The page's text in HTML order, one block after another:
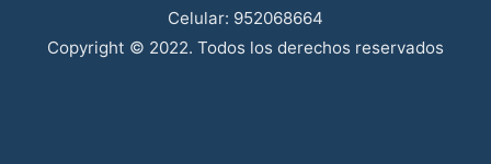
Celular: 952068664
Copyright © 2022. Todos los derechos reservados